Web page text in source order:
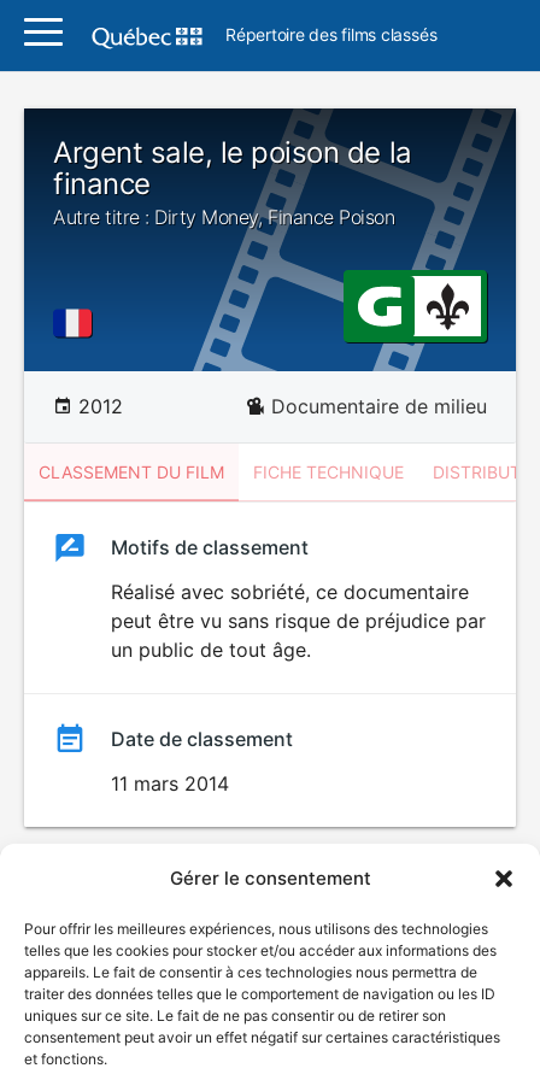
Gérer le consentement
Pour offrir les meilleures expériences, nous utilisons des technologies
telles que les cookies pour stocker et/ou accéder aux informations des
appareils. Le fait de consentir à ces technologies nous permettra de
traiter des données telles que le comportement de navigation ou les ID
uniques sur ce site. Le fait de ne pas consentir ou de retirer son
consentement peut avoir un effet négatif sur certaines caractéristiques
et fonctions.
Répertoire des films classés
Argent sale, le poison de la
finance
Autre titre : Dirty Money, Finance Poison
2012 Documentaire de milieu
CLASSEMENT DU FILM FICHE TECHNIQUE
ClassementClassement
Motifs de classement
Réalisé avec sobriété, ce documentaire
peut être vu sans risque de préjudice par
un public de tout âge.
Date de classement
11 mars 2014